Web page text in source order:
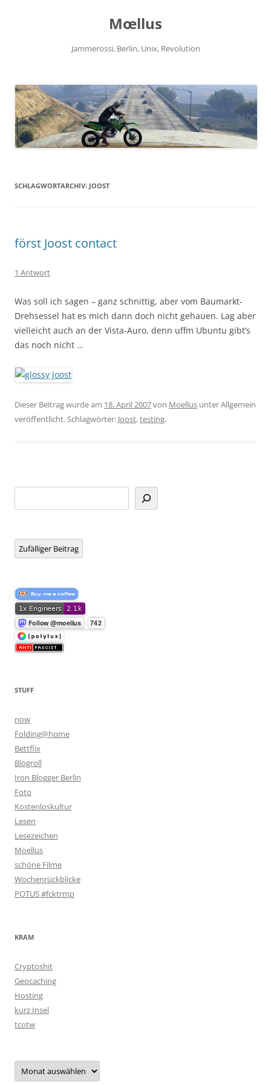
Mœllus
Jammerossi, Berlin, Unix, Revolution
SCHLAGWORTARCHIV: JOOST
först Joost contact
1 Antwort
Was soll ich sagen – ganz schnittig, aber vom Baumarkt-
Drehsessel hat es mich dann doch nicht gehauen. Lag aber
vielleicht auch an der Vista-Auro, denn uffm Ubuntu gibt’s
das noch nicht …
Dieser Beitrag wurde am 18. April 2007von Moellus unter Allgemein
veröffentlicht. Schlagwörter: Joost,testing.
Zufälliger Beitrag
STUFF
now
Folding@home
Bettflix
Blogroll
Iron Blogger Berlin
Foto
Kostenloskultur
Lesen
Lesezeichen
Moellus
schöne Filme
Wochenrückblicke
POTUS #fcktrmp
KRAM
Cryptoshit
Geocaching
Hosting
kurz Insel
tcotw
Archiv